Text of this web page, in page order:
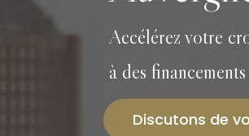
Accélérez votre
à des
Discutons de